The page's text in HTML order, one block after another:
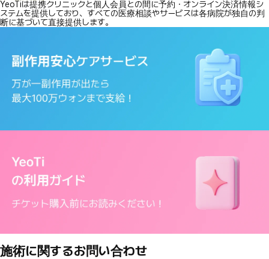
YeoTiは提携クリニックと個人会員との間に予約・オンライン決済情報シ
ステムを提供しており、すべての医療相談やサービスは各病院が独自の判
断に基づいて直接提供します。
施術に関するお問い合わせ